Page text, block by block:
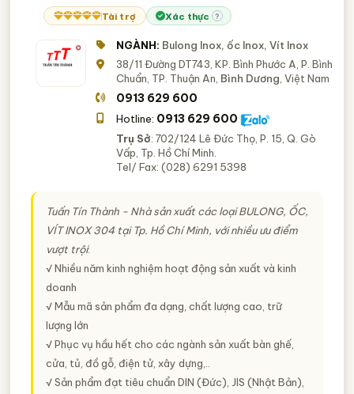
Tài trợ Xác thực ?
NGÀNH: Bulong Inox, ốc Inox, Vít Inox
38/11 Đường DT743, KP. Bình Phước A, P. Bình
Chuẩn, TP. Thuận An, Bình Dương , Việt Nam
0913 629 600
Hotline: 0913 629 600
Trụ Sở: 702/124 Lê Đức Thọ, P. 15, Q. Gò
Vấp, Tp. Hồ Chí Minh.
Tel/ Fax: (028) 6291 5398
Tuấn Tín Thành - Nhà sản xuất các loạiBULONG, ỐC,
VÍT INOX 304 tại Tp. Hồ Chí Minh, với nhiều ưu điểm
vượt trội:
√ Nhiều năm kinh nghiệm hoạt động sản xuất và kinh
doanh
√ Mẫu mã sản phẩm đa dạng, chất lượng cao, trữ
lượng lớn
√ Phục vụ hầu hết cho các ngành sản xuất bàn ghế,
cửa, tủ, đồ gỗ, điện tử, xây dựng,..
√ Sản phẩm đạt tiêu chuẩn DIN (Đức), JIS (Nhật Bản),